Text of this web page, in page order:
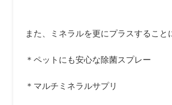
また、ミネラルを更にプラスすること
＊ペットにも安心な除菌スプレー
＊マルチミネラルサプリ